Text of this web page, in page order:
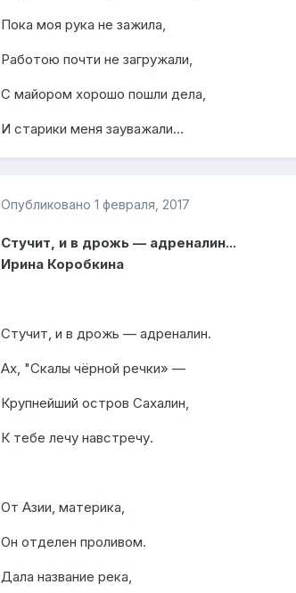
Пока моя рука не зажила,
Работою почти не загружали,
С майором хорошо пошли дела,
И старики меня зауважали…
Опубликовано 1 февраля, 2017
Стучит, и в дрожь — адреналин...
Ирина Коробкина
Стучит, и в дрожь — адреналин.
Ах, "Скалы чёрной речки» —
Крупнейший остров Сахалин,
К тебе лечу навстречу.
От Азии, материка,
Он отделен проливом.
Дала название река,